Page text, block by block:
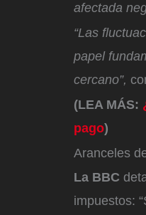
afectada
“Las
papel
cercano”,
(LEA MÁS:
pago)
Aranceles
La BBC
impuestos: